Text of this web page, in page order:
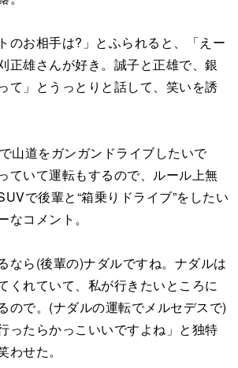
のお相手は?」とふられると、「えー
正雄さんが好き。誠子と正雄で、銀
て」とうっとりと話して、笑いを誘
山道をガンガンドライブしたいで
ていて運転もするので、ルール上無
で後輩と“箱乗りドライブ”をしたい
なコメント。
なら(後輩の)ナダルですね。ナダルは
くれていて、私が行きたいところに
ので。(ナダルの運転でメルセデスで)
ったらかっこいいですよね」と独特
せた。